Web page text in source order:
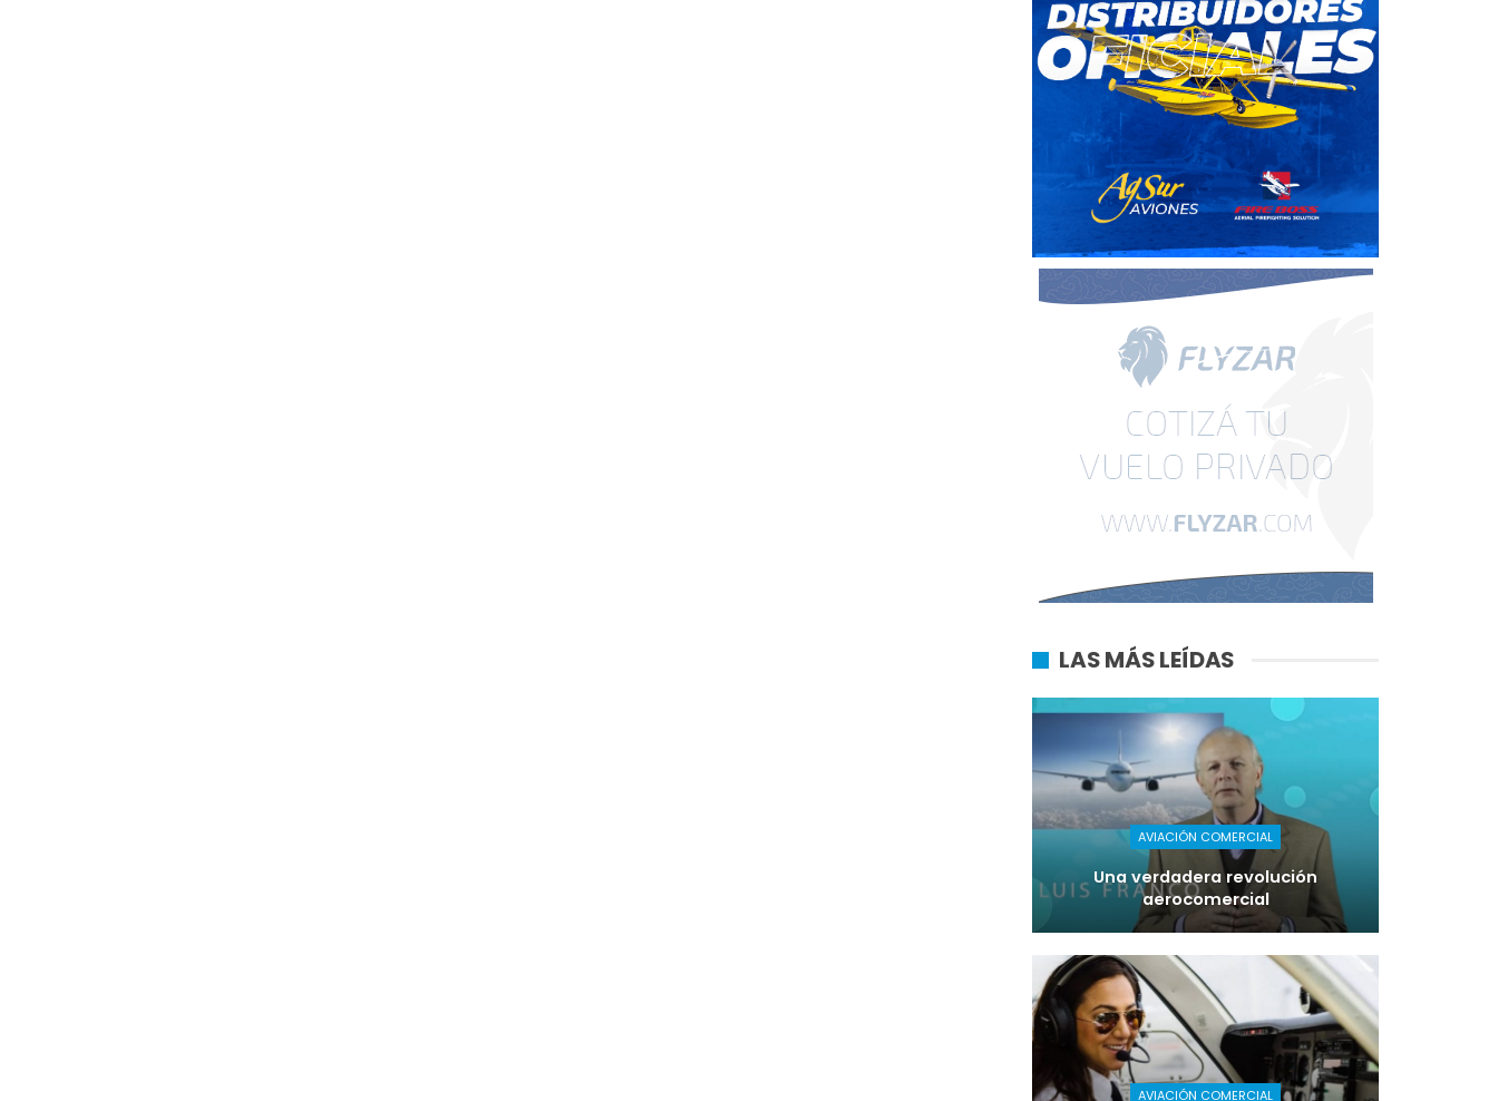
LAS MÁS LEÍDAS
AVIACIÓN COMERCIAL
Una verdadera revolución
aerocomercial
AVIACIÓN COMERCIAL